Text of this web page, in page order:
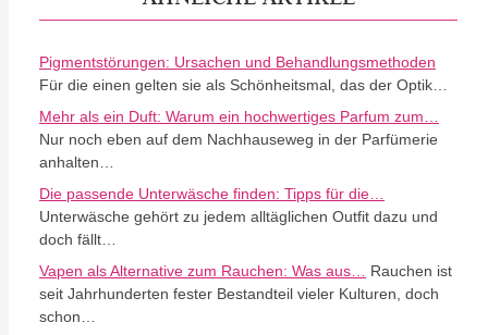
Pigmentstörungen: Ursachen und Behandlungsmethoden
Für die einen gelten sie als Schönheitsmal, das der Optik…
Mehr als ein Duft: Warum ein hochwertiges Parfum zum…
Nur noch eben auf dem Nachhauseweg in der Parfümerie
anhalten…
Die passende Unterwäsche finden: Tipps für die…
Unterwäsche gehört zu jedem alltäglichen Outfit dazu und
doch fällt…
Vapen als Alternative zum Rauchen: Was aus… Rauchen ist
seit Jahrhunderten fester Bestandteil vieler Kulturen, doch
schon…